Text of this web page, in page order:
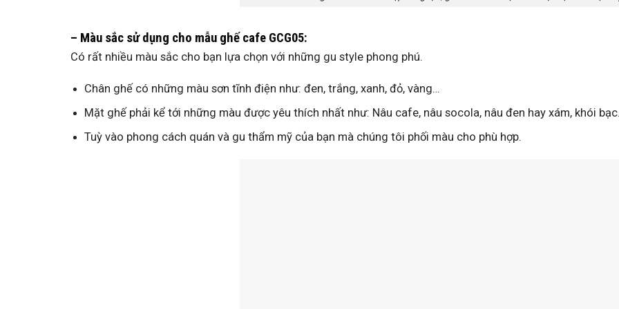
– Màu sắc sử dụng cho mẫu ghế cafe GCG05:
Có rất nhiều màu sắc cho bạn lựa chọn với những gu style phong phú.
Chân ghế có những màu sơn tĩnh điện như: đen, trắng, xanh, đỏ, vàng…
Mặt ghế phải kể tới những màu được yêu thích nhất như: Nâu cafe, nâu socola, nâu đen hay xám, khói
Tuỳ vào phong cách quán và gu thẩm mỹ của bạn mà chúng tôi phối màu cho phù hợp.